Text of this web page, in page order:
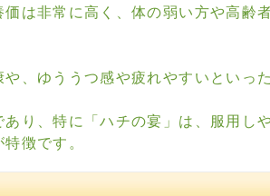
は非常に高く、体の弱い方や高齢
、ゆううつ感や疲れやすいといっ
り、特に「ハチの宴」は、服用し
徴です。